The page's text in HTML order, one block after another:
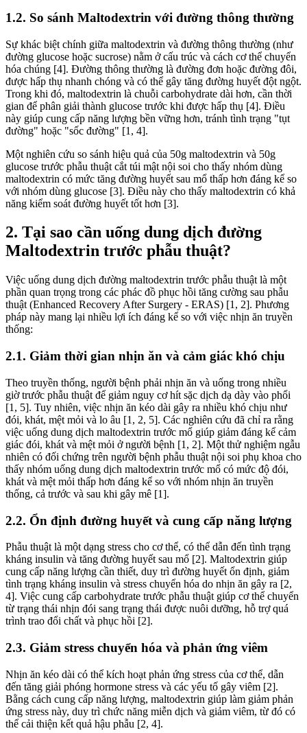
1.2. So sánh Maltodextrin với đường thông thường
Sự khác biệt chính giữa maltodextrin và đường thông thường (như
đường glucose hoặc sucrose) nằm ở cấu trúc và cách cơ thể chuyển
hóa chúng [4]. Đường thông thường là đường đơn hoặc đường đôi,
được hấp thụ nhanh chóng và có thể gây tăng đường huyết đột ngột.
Trong khi đó, maltodextrin là chuỗi carbohydrate dài hơn, cần thời
gian để phân giải thành glucose trước khi được hấp thụ [4]. Điều
này giúp cung cấp năng lượng bền vững hơn, tránh tình trạng "tụt
đường" hoặc "sốc đường" [1, 4].
Một nghiên cứu so sánh hiệu quả của 50g maltodextrin và 50g
glucose trước phẫu thuật cắt túi mật nội soi cho thấy nhóm dùng
maltodextrin có mức tăng đường huyết sau mổ thấp hơn đáng kể so
với nhóm dùng glucose [3]. Điều này cho thấy maltodextrin có khả
năng kiểm soát đường huyết tốt hơn [3].
2. Tại sao cần uống dung dịch đường
Maltodextrin trước phẫu thuật?
Việc uống dung dịch đường maltodextrin trước phẫu thuật là một
phần quan trọng trong các phác đồ phục hồi tăng cường sau phẫu
thuật (Enhanced Recovery After Surgery - ERAS) [1, 2]. Phương
pháp này mang lại nhiều lợi ích đáng kể so với việc nhịn ăn truyền
thống:
2.1. Giảm thời gian nhịn ăn và cảm giác khó chịu
Theo truyền thống, người bệnh phải nhịn ăn và uống trong nhiều
giờ trước phẫu thuật để giảm nguy cơ hít sặc dịch dạ dày vào phổi
[1, 5]. Tuy nhiên, việc nhịn ăn kéo dài gây ra nhiều khó chịu như
đói, khát, mệt mỏi và lo âu [1, 2, 5]. Các nghiên cứu đã chỉ ra rằng
việc uống dung dịch maltodextrin trước mổ giúp giảm đáng kể cảm
giác đói, khát và mệt mỏi ở người bệnh [1, 2]. Một thử nghiệm ngẫu
nhiên có đối chứng trên người bệnh phẫu thuật nội soi phụ khoa cho
thấy nhóm uống dung dịch maltodextrin trước mổ có mức độ đói,
khát và mệt mỏi thấp hơn đáng kể so với nhóm nhịn ăn truyền
thống, cả trước và sau khi gây mê [1].
2.2. Ổn định đường huyết và cung cấp năng lượng
Phẫu thuật là một dạng stress cho cơ thể, có thể dẫn đến tình trạng
kháng insulin và tăng đường huyết sau mổ [2]. Maltodextrin giúp
cung cấp năng lượng cần thiết, duy trì đường huyết ổn định, giảm
tình trạng kháng insulin và stress chuyển hóa do nhịn ăn gây ra [2,
4]. Việc cung cấp carbohydrate trước phẫu thuật giúp cơ thể chuyển
từ trạng thái nhịn đói sang trạng thái được nuôi dưỡng, hỗ trợ quá
trình trao đổi chất và phục hồi [2].
2.3. Giảm stress chuyển hóa và phản ứng viêm
Nhịn ăn kéo dài có thể kích hoạt phản ứng stress của cơ thể, dẫn
đến tăng giải phóng hormone stress và các yếu tố gây viêm [2].
Bằng cách cung cấp năng lượng, maltodextrin giúp làm giảm phản
ứng stress này, duy trì chức năng miễn dịch và giảm viêm, từ đó có
thể cải thiện kết quả hậu phẫu [2, 4].